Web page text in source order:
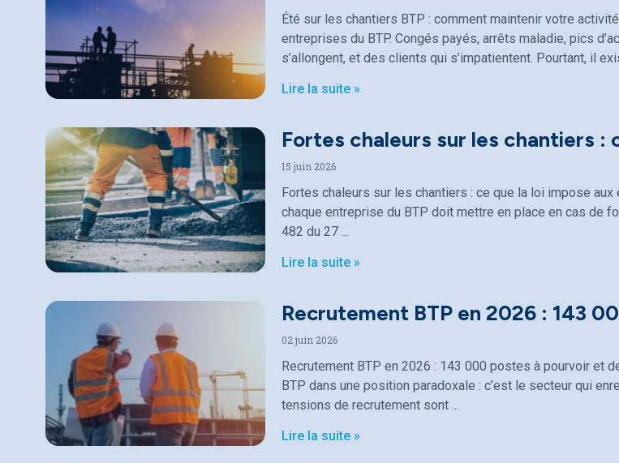
Été sur les chantiers BTP : comment maintenir votre
entreprises du BTP. Congés payés, arrêts maladie, pics
s’allongent, et des clients qui s’impatientent. Pourtant, il
Lire la suite »
Fortes chaleurs sur les chantiers :
15 juin 2026
Fortes chaleurs sur les chantiers : ce que la loi impose
chaque entreprise du BTP doit mettre en place en cas de
482 du 27
Lire la suite »
Recrutement BTP en 2026 : 143
02 juin 2026
Recrutement BTP en 2026 : 143 000 postes à pourvoir et
BTP dans une position paradoxale : c’est le secteur qui
tensions de recrutement sont
Lire la suite »